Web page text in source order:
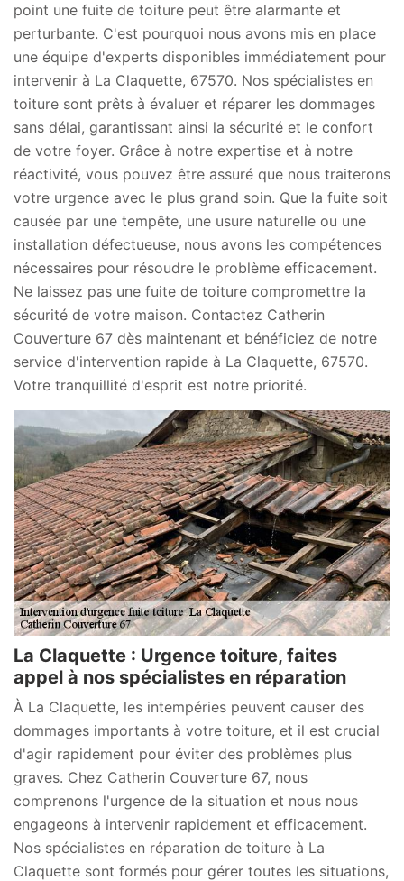
point une fuite de toiture peut être alarmante et
perturbante. C'est pourquoi nous avons mis en place
une équipe d'experts disponibles immédiatement pour
intervenir à La Claquette, 67570. Nos spécialistes en
toiture sont prêts à évaluer et réparer les dommages
sans délai, garantissant ainsi la sécurité et le confort
de votre foyer. Grâce à notre expertise et à notre
réactivité, vous pouvez être assuré que nous traiterons
votre urgence avec le plus grand soin. Que la fuite soit
causée par une tempête, une usure naturelle ou une
installation défectueuse, nous avons les compétences
nécessaires pour résoudre le problème efficacement.
Ne laissez pas une fuite de toiture compromettre la
sécurité de votre maison. Contactez Catherin
Couverture 67 dès maintenant et bénéficiez de notre
service d'intervention rapide à La Claquette, 67570.
Votre tranquillité d'esprit est notre priorité.
La Claquette : Urgence toiture, faites
appel à nos spécialistes en réparation
À La Claquette, les intempéries peuvent causer des
dommages importants à votre toiture, et il est crucial
d'agir rapidement pour éviter des problèmes plus
graves. Chez Catherin Couverture 67, nous
comprenons l'urgence de la situation et nous nous
engageons à intervenir rapidement et efficacement.
Nos spécialistes en réparation de toiture à La
Claquette sont formés pour gérer toutes les situations,